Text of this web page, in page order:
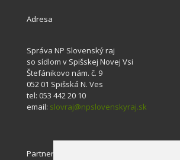
Adresa
Správa NP Slovenský raj
so sídlom v Spišskej Novej Vsi
Štefánikovo nám. č. 9
052 01 Spišská N. Ves
tel: 053 442 20 10
email: slovraj@npslovenskyraj.sk
Partneri